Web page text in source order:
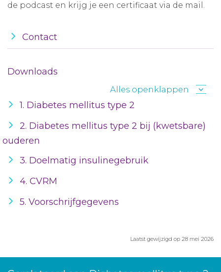
de podcast en krijg je een certificaat via de mail.
Contact
Downloads
Alles openklappen
1. Diabetes mellitus type 2
2. Diabetes mellitus type 2 bij (kwetsbare)
ouderen
3. Doelmatig insulinegebruik
4. CVRM
5. Voorschrijfgegevens
Laatst gewijzigd op 28 mei 2026